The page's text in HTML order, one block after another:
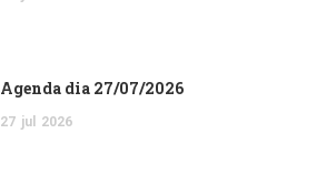
Agenda dia 27/07/2026
27 jul 2026